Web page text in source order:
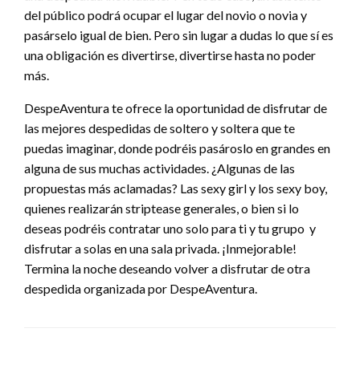
del público podrá ocupar el lugar del novio o novia y
pasárselo igual de bien. Pero sin lugar a dudas lo que sí es
una obligación es divertirse, divertirse hasta no poder
más.
DespeAventura te ofrece la oportunidad de disfrutar de
las mejores despedidas de soltero y soltera que te
puedas imaginar, donde podréis pasároslo en grandes en
alguna de sus muchas actividades. ¿Algunas de las
propuestas más aclamadas? Las sexy girl y los sexy boy,
quienes realizarán striptease generales, o bien si lo
deseas podréis contratar uno solo para ti y tu grupo y
disfrutar a solas en una sala privada. ¡Inmejorable!
Termina la noche deseando volver a disfrutar de otra
despedida organizada por DespeAventura.